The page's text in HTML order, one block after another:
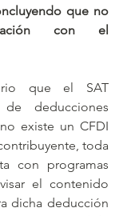
que no
con el
que el SAT
deducciones
existe un CFDI
toda
con programas
el contenido
dicha deducción